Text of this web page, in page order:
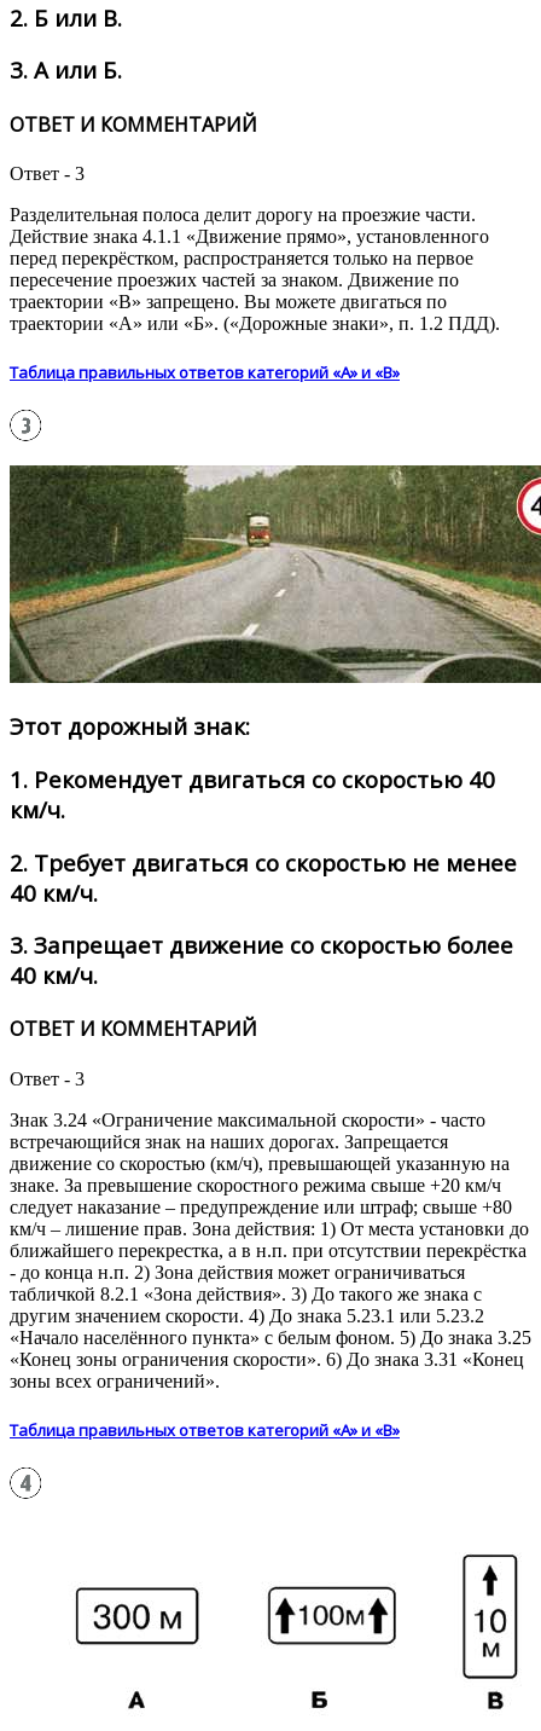
2. Б или В.
3. А или Б.
ОТВЕТ И КОММЕНТАРИЙ
Ответ - 3
Разделительная полоса делит дорогу на проезжие части.
Действие знака 4.1.1 «Движение прямо», установленного
перед перекрёстком, распространяется только на первое
пересечение проезжих частей за знаком. Движение по
траектории «В» запрещено. Вы можете двигаться по
траектории «А» или «Б». («Дорожные знаки», п. 1.2 ПДД).
Таблица правильных ответов категорий «А» и «В»
Этот дорожный знак:
1. Рекомендует двигаться со скоростью 40
км/ч.
2. Требует двигаться со скоростью не менее
40 км/ч.
3. Запрещает движение со скоростью более
40 км/ч.
ОТВЕТ И КОММЕНТАРИЙ
Ответ - 3
Знак 3.24 «Ограничение максимальной скорости» - часто
встречающийся знак на наших дорогах. Запрещается
движение со скоростью (км/ч), превышающей указанную на
знаке. За превышение скоростного режима свыше +20 км/ч
следует наказание – предупреждение или штраф; свыше +80
км/ч – лишение прав. Зона действия: 1) От места установки до
ближайшего перекрестка, а в н.п. при отсутствии перекрёстка
- до конца н.п. 2) Зона действия может ограничиваться
табличкой 8.2.1 «Зона действия». 3) До такого же знака с
другим значением скорости. 4) До знака 5.23.1 или 5.23.2
«Начало населённого пункта» с белым фоном. 5) До знака 3.25
«Конец зоны ограничения скорости». 6) До знака 3.31 «Конец
зоны всех ограничений».
Таблица правильных ответов категорий «А» и «В»